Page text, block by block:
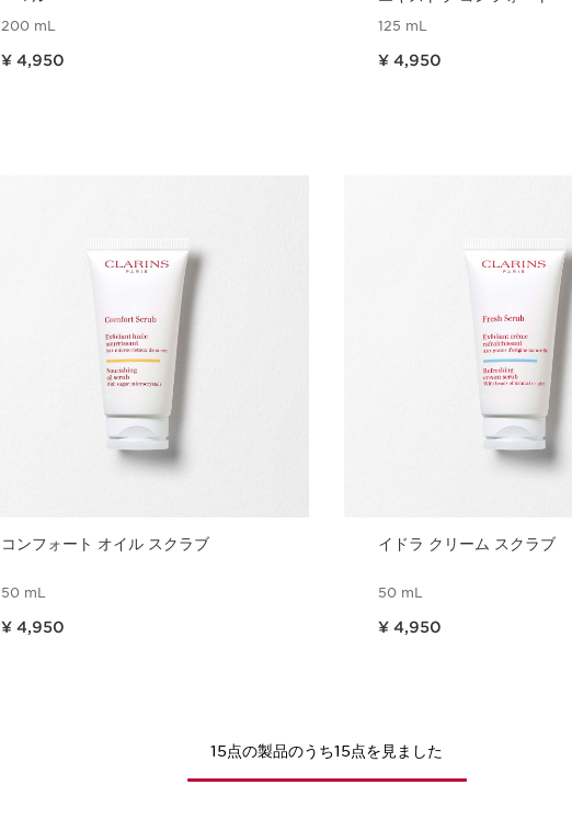
200 mL
¥ 4,950
125 mL
¥ 4,950
コンフォート オイル スクラブ
50 mL
¥ 4,950
イドラ クリーム スクラブ
50 mL
¥ 4,950
15点の製品のうち15点を見ました